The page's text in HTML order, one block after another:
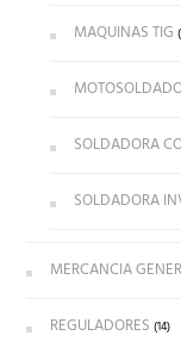
MAQUINAS TIG
SOLDADORA
SOLDADORA
MERCANCIA
REGULADORES (14)